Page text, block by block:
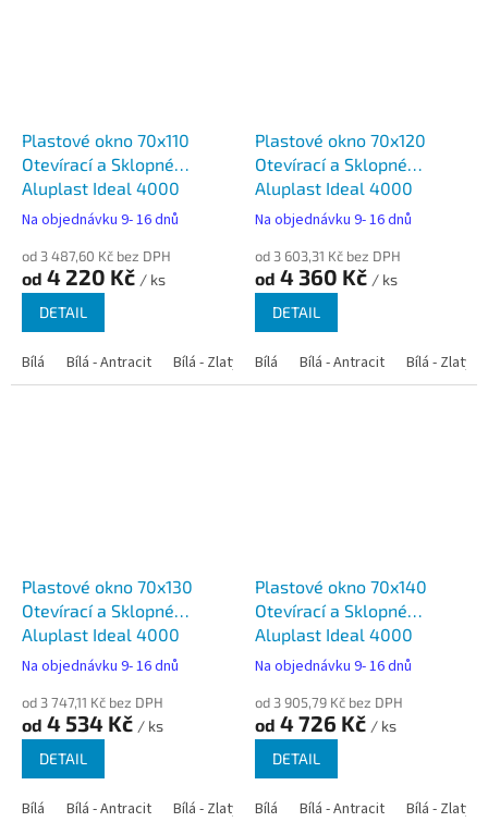
Plastové okno 70x110
Otevírací a Sklopné
Aluplast Ideal 4000
Na objednávku 9- 16 dnů
od 3 487,60 Kč bez DPH
od 4 220 Kč / ks
DETAIL
Bílá Bílá - Antracit Bílá - Zlatý dub Bílá - Tmavý dub Bílá -
Plastové okno 70x120
Otevírací a Sklopné
Aluplast Ideal 4000
Na objednávku 9- 16 dnů
od 3 603,31 Kč bez DPH
od 4 360 Kč / ks
DETAIL
Bílá Bílá - Antracit Bílá - Zlatý
Plastové okno 70x130
Otevírací a Sklopné
Aluplast Ideal 4000
Na objednávku 9- 16 dnů
od 3 747,11 Kč bez DPH
od 4 534 Kč / ks
DETAIL
Bílá Bílá - Antracit Bílá - Zlatý dub Bílá - Tmavý dub Bílá -
Plastové okno 70x140
Otevírací a Sklopné
Aluplast Ideal 4000
Na objednávku 9- 16 dnů
od 3 905,79 Kč bez DPH
od 4 726 Kč / ks
DETAIL
Bílá Bílá - Antracit Bílá - Zlatý